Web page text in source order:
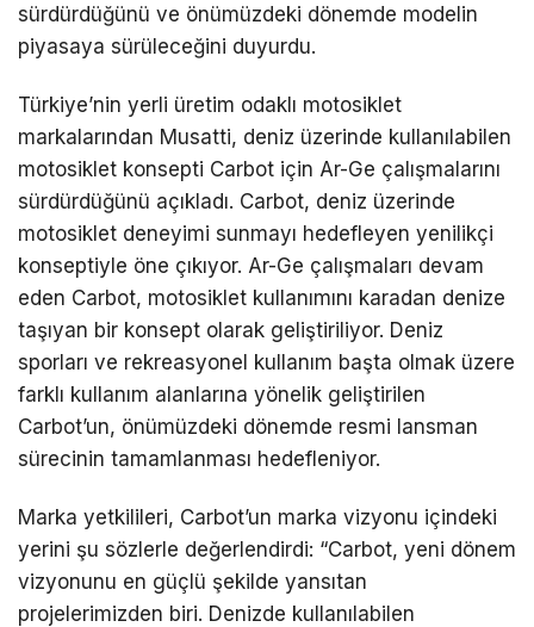
sürdürdüğünü ve önümüzdeki dönemde modelin
piyasaya sürüleceğini duyurdu.
Türkiye’nin yerli üretim odaklı motosiklet
markalarından Musatti, deniz üzerinde kullanılabilen
motosiklet konsepti Carbot için Ar-Ge çalışmalarını
sürdürdüğünü açıkladı. Carbot, deniz üzerinde
motosiklet deneyimi sunmayı hedefleyen yenilikçi
konseptiyle öne çıkıyor. Ar-Ge çalışmaları devam
eden Carbot, motosiklet kullanımını karadan denize
taşıyan bir konsept olarak geliştiriliyor. Deniz
sporları ve rekreasyonel kullanım başta olmak üzere
farklı kullanım alanlarına yönelik geliştirilen
Carbot’un, önümüzdeki dönemde resmi lansman
sürecinin tamamlanması hedefleniyor.
Marka yetkilileri, Carbot’un marka vizyonu içindeki
yerini şu sözlerle değerlendirdi: “Carbot, yeni dönem
vizyonunu en güçlü şekilde yansıtan
projelerimizden biri. Denizde kullanılabilen